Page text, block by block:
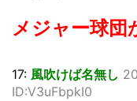
メジャー球団
17: 風吹けば名無し
ID:V3uFbpkI0